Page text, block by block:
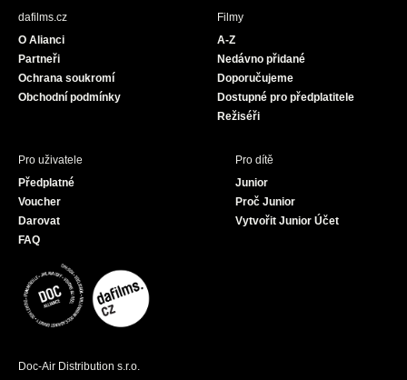
dafilms.cz
O Alianci
Partneři
Ochrana soukromí
Obchodní podmínky
Filmy
A-Z
Nedávno přidané
Doporučujeme
Dostupné pro předplatitele
Režiséři
Pro uživatele
Předplatné
Voucher
Darovat
FAQ
Pro dítě
Junior
Proč Junior
Vytvořit Junior Účet
Doc-Air Distribution s.r.o.